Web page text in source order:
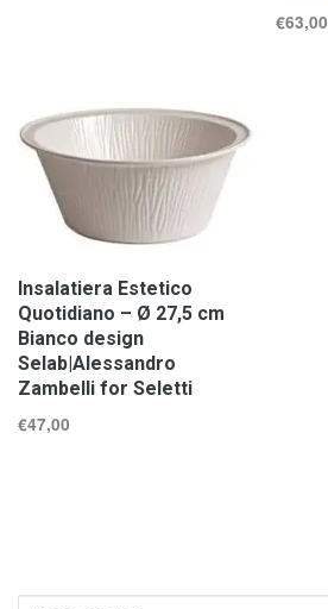
€63,00
Insalatiera Estetico
Quotidiano – Ø 27,5 cm
Bianco design
Selab|Alessandro
Zambelli for Seletti
€47,00